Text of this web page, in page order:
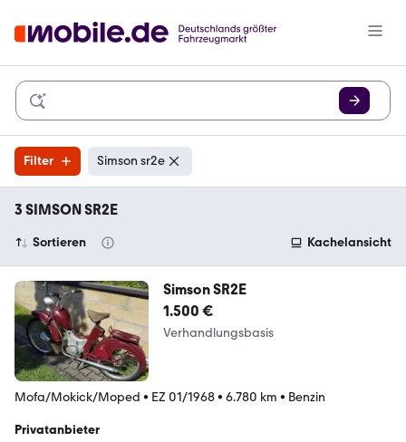
Filter Simson sr2e
3 SIMSON SR2E
Sortieren Kachelansicht
Simson SR2E
1.500 €
Verhandlungsbasis
Mofa/Mokick/Moped • EZ 01/1968• 6.780 km • Benzin
Privatanbieter